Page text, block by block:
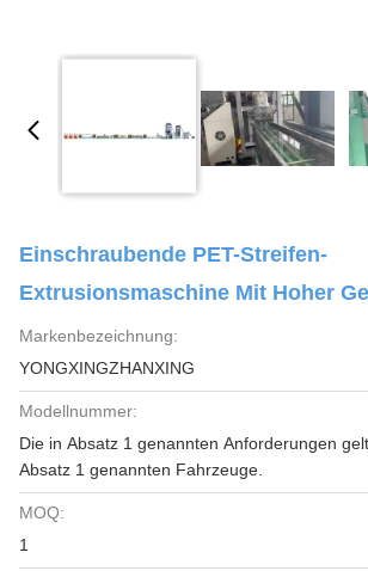
Einschraubende PET-Streifen-
Extrusionsmaschine Mit Hoher
Markenbezeichnung:
YONGXINGZHANXING
Modellnummer:
Die in Absatz 1 genannten Anforderungen
Absatz 1 genannten Fahrzeuge.
MOQ:
1